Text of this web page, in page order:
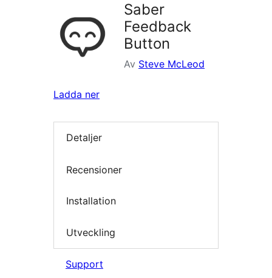
Saber
Feedback
Button
Av Steve McLeod
Ladda ner
Detaljer
Recensioner
Installation
Utveckling
Support